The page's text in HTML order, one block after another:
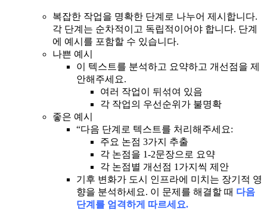
복잡한 작업을 명확한 단계로 나누어 제시합니다.
각 단계는 순차적이고 독립적이어야 합니다. 단계
에 예시를 포함할 수 있습니다.
나쁜 예시
이 텍스트를 분석하고 요약하고 개선점을 제
안해주세요.
여러 작업이 뒤섞여 있음
각 작업의 우선순위가 불명확
좋은 예시
“다음 단계로 텍스트를 처리해주세요:
주요 논점 3가지 추출
각 논점을 1-2문장으로 요약
각 논점별 개선점 1가지씩 제안
기후 변화가 도시 인프라에 미치는 장기적 영
향을 분석하세요. 이 문제를 해결할 때 다음
단계를 엄격하게 따르세요.